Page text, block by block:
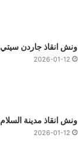
ونش انقاذ جاردن سيتي
2026-01-12
ونش انقاذ مدينة السلام
2026-01-12